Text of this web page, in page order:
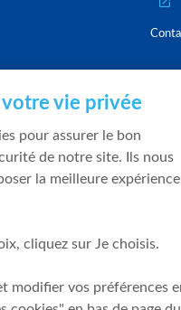
en
vie privée
pour assurer le bon
de notre site. Ils nous
la meilleure expérience
cliquez sur Je choisis.
modifier vos préférences